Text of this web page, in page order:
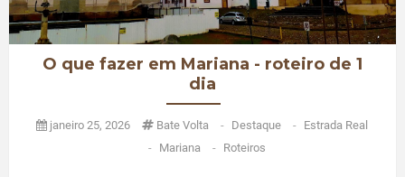
O que fazer em Mariana - roteiro de 1
dia
janeiro 25, 2026 Bate Volta - Destaque - Estrada Real
- Mariana - Roteiros